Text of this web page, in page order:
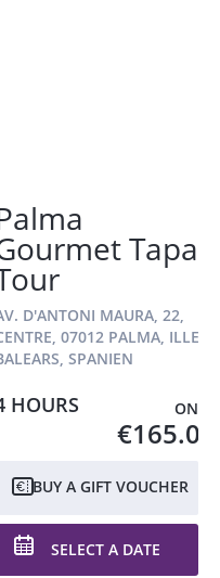
Tapas
D'ANTONI MAURA, 22,
07012 PALMA, ILLES
SPANIEN
ONLY
€165.00
HOURS
BUY A GIFT VOUCHER
SELECT A DATE